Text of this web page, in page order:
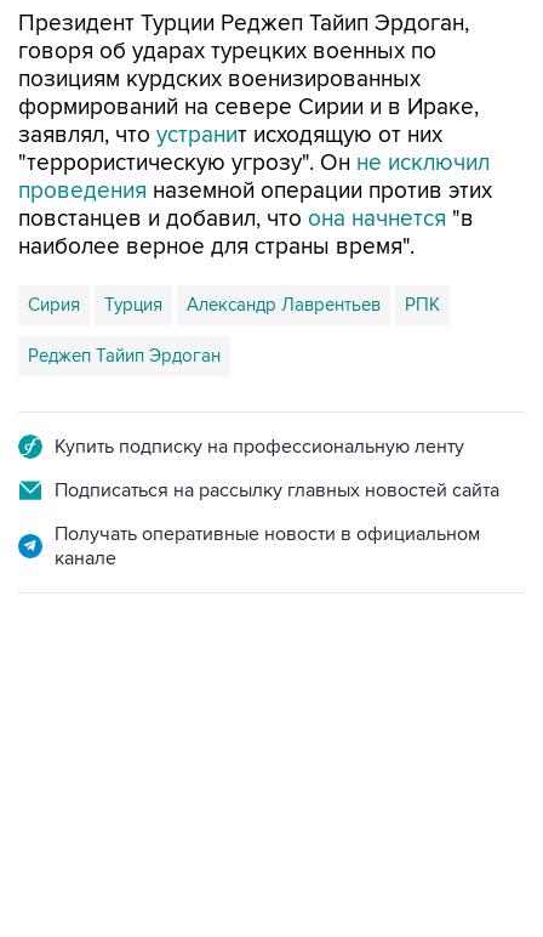
Президент Турции Реджеп Тайип Эрдоган,
говоря об ударах турецких военных по
позициям курдских военизированных
формирований на севере Сирии и в Ираке,
заявлял, что устранит исходящую от них
"террористическую угрозу". Он не исключил
проведения наземной операции против этих
повстанцев и добавил, что она начнется "в
наиболее верное для страны время".
Сирия Турция Александр Лаврентьев РПК
Реджеп Тайип Эрдоган
Купить подписку на профессиональную ленту
Подписаться на рассылку главных новостей сайта
Получать оперативные новости в официальном
канале